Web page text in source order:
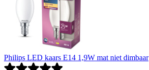
Philips LED kaars E14 1,9W mat niet dimbaar